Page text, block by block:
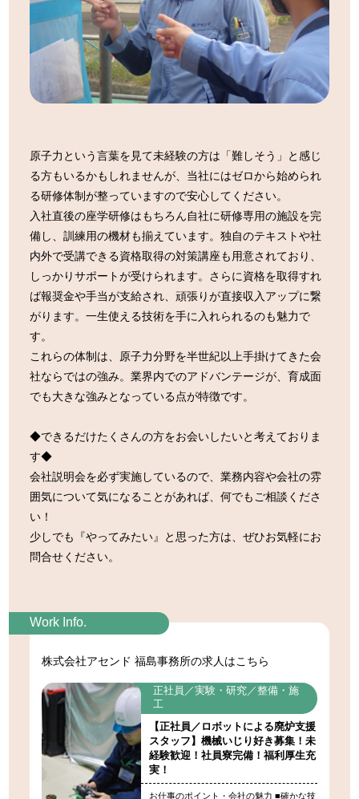
原子力という言葉を見て未経験の方は「難しそう」と感じ
る方もいるかもしれませんが、当社にはゼロから始められ
る研修体制が整っていますので安心してください。
入社直後の座学研修はもちろん自社に研修専用の施設を完
備し、訓練用の機材も揃えています。独自のテキストや社
内外で受講できる資格取得の対策講座も用意されており、
しっかりサポートが受けられます。さらに資格を取得すれ
ば報奨金や手当が支給され、頑張りが直接収入アップに繋
がります。一生使える技術を手に入れられるのも魅力で
す。
これらの体制は、原子力分野を半世紀以上手掛けてきた会
社ならではの強み。業界内でのアドバンテージが、育成面
でも大きな強みとなっている点が特徴です。
◆できるだけたくさんの方をお会いしたいと考えておりま
す◆
会社説明会を必ず実施しているので、業務内容や会社の雰
囲気について気になることがあれば、何でもご相談くださ
い！
少しでも『やってみたい』と思った方は、ぜひお気軽にお
問合せください。
Work Info.
株式会社アセンド 福島事務所の求人はこちら
正社員／実験・研究／整備・施
工
【正社員／ロボットによる廃炉支援
スタッフ】機械いじり好き募集！未
経験歓迎！社員寮完備！福利厚生充
実！
お仕事のポイント・会社の魅力 ■確かな技